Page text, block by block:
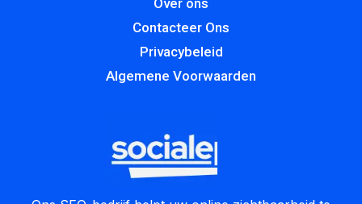
Contacteer Ons
Privacybeleid
Algemene Voorwaarden